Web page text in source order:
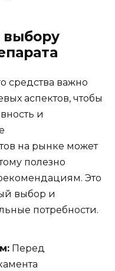
средства важно
аспектов, чтобы
и
на рынке может
полезно
Это
выбор и
потребности.
Перед